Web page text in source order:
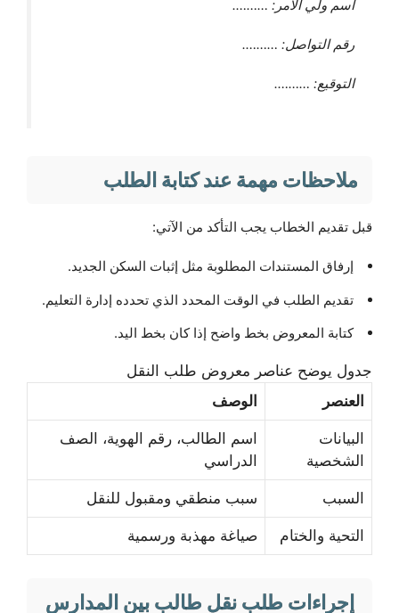
اسم ولي الأمر: ……….
رقم التواصل: ……….
التوقيع: ……….
ملاحظات مهمة عند كتابة الطلب
قبل تقديم الخطاب يجب التأكد من الآتي:
إرفاق المستندات المطلوبة مثل إثبات السكن الجديد.
تقديم الطلب في الوقت المحدد الذي تحدده إدارة التعليم.
كتابة المعروض بخط واضح إذا كان بخط اليد.
جدول يوضح عناصر معروض طلب النقل
العنصر
الوصف
البيانات
الشخصية
اسم الطالب، رقم الهوية، الصف
الدراسي
السبب سبب منطقي ومقبول للنقل
التحية والختام صياغة مهذبة ورسمية
إجراءات طلب نقل طالب بين المدارس